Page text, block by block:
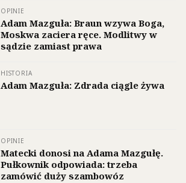
OPINIE
Adam Mazguła: Braun wzywa Boga,
Moskwa zaciera ręce. Modlitwy w
sądzie zamiast prawa
HISTORIA
Adam Mazguła: Zdrada ciągle żywa
OPINIE
Matecki donosi na Adama Mazgułę.
Pułkownik odpowiada: trzeba
zamówić duży szambowóz